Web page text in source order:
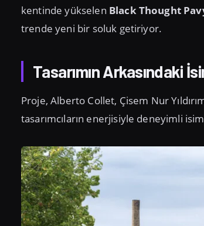
kentinde yükselen Black Thought
trende yeni bir soluk getiriyor.
Tasarımın Arkasındaki
Proje, Alberto Collet, Çisem Nur
tasarımcıların enerjisiyle deneyimli